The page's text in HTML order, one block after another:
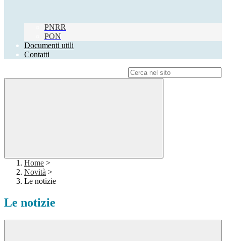
PNRR
PON
Documenti utili
Contatti
Home >
Novità >
Le notizie
Le notizie